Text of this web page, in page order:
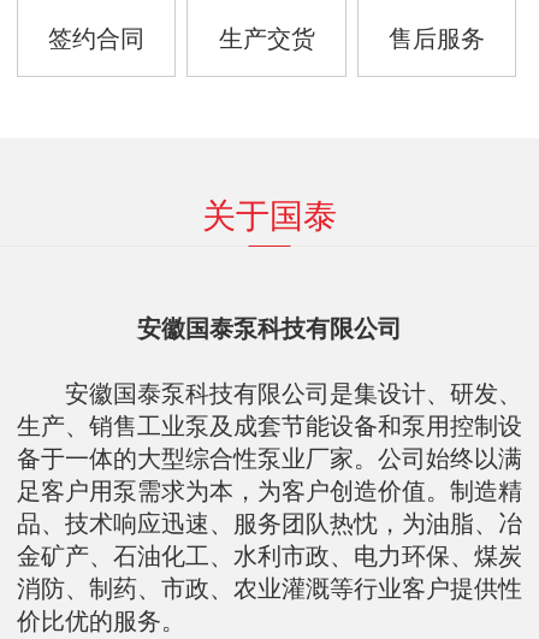
签约合同 生产交货 售后服务
关于国泰
安徽国泰泵科技有限公司
安徽国泰泵科技有限公司是集设计、研发、
生产、销售工业泵及成套节能设备和泵用控制设
备于一体的大型综合性泵业厂家。公司始终以满
足客户用泵需求为本，为客户创造价值。制造精
品、技术响应迅速、服务团队热忱，为油脂、冶
金矿产、石油化工、水利市政、电力环保、煤炭
消防、制药、市政、农业灌溉等行业客户提供性
价比优的服务。